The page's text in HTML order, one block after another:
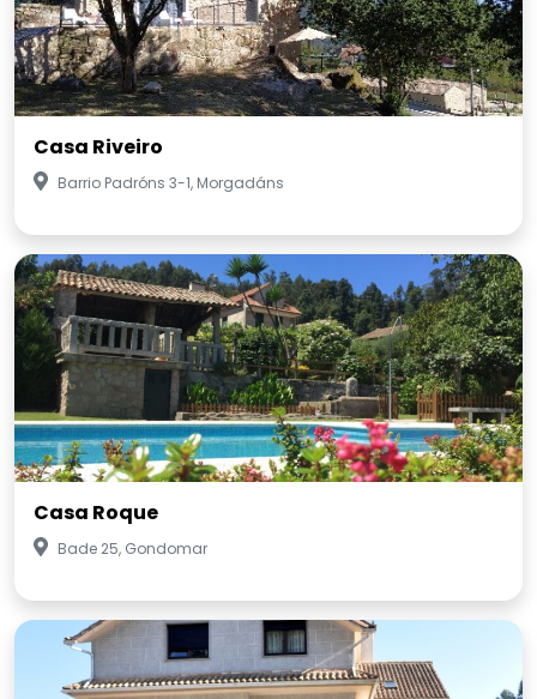
Casa Riveiro
Barrio Padróns 3-1, Morgadáns
Casa Roque
Bade 25, Gondomar